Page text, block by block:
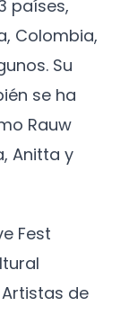
países,
Colombia,
Su
se ha
Rauw
Anitta y
Fest
de